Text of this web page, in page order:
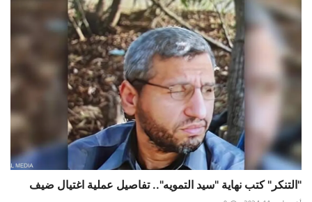
"التنكر" كتب نهاية "سيد التمويه".. تفاصيل عملية اغتيال ضيف